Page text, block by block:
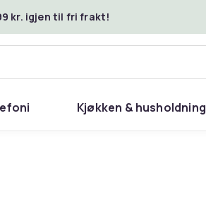
kr. igjen til fri frakt!
Kjøkken & husholdning